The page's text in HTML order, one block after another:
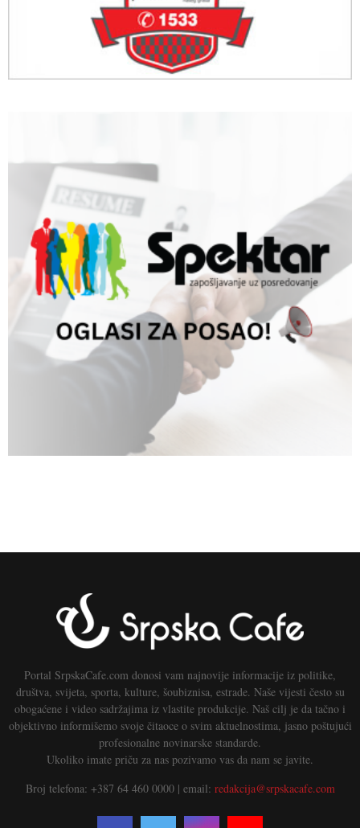
Portal SrpskaCafe.com donosi vam najnovije informacije iz politike,
društva, svijeta, sporta, kulture, šoubiznisa, estrade. Naše vijesti često su
obogaćene i video sadržajima iz vlastite produkcije. Naš cilj je da tačno i
objektivno informišemo svoje čitaoce o svim aktuelnostima, jasno poštujući
profesionalne novinarske standarde.
Ukoliko imate priču za nas pozivamo vas da nam se javite.
Broj telefona: +387 64 460 0000 | email: redakcija@srpskacafe.com